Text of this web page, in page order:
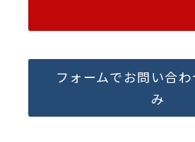
フォームでお問い合
み